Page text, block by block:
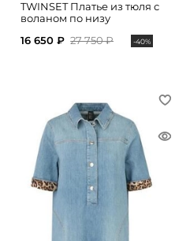
TWINSET Платье из тюля с
воланом по низу
16 650 ₽ 27 750 ₽ -40%